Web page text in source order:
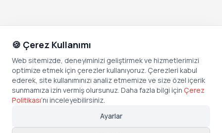
🍪 Çerez Kullanımı
Web sitemizde, deneyiminizi geliştirmek ve hizmetlerimizi
optimize etmek için çerezler kullanıyoruz. Çerezleri kabul
ederek, site kullanımınızı analiz etmemize ve size özel içerik
sunmamıza izin vermiş olursunuz. Daha fazla bilgi için Çerez
Politikası’nı inceleyebilirsiniz.
Ayarlar